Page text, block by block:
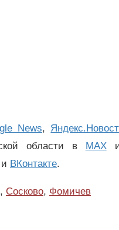
News,
области в MAX
и ВКонтакте.
, Сосково, Фомичев